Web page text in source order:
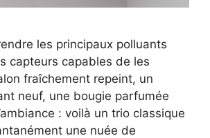
les principaux polluants
capteurs capables de les
fraîchement repeint, un
neuf, une bougie parfumée
: voilà un trio classique
une nuée de